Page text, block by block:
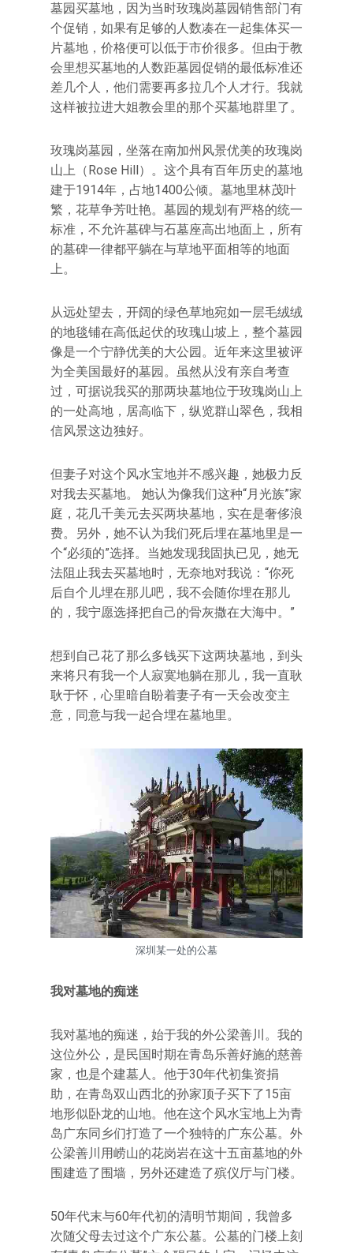
墓园买墓地，因为当时玫瑰岗墓园销售部门有
个促销，如果有足够的人数凑在一起集体买一
片墓地，价格便可以低于市价很多。但由于教
会里想买墓地的人数距墓园促销的最低标准还
差几个人，他们需要再多拉几个人才行。我就
这样被拉进大姐教会里的那个买墓地群里了。
玫瑰岗墓园，坐落在南加州风景优美的玫瑰岗
山上（Rose Hill）。这个具有百年历史的墓地
建于1914年，占地1400公倾。墓地里林茂叶
繁，花草争芳吐艳。墓园的规划有严格的统一
标准，不允许墓碑与石墓座高出地面上，所有
的墓碑一律都平躺在与草地平面相等的地面
上。
从远处望去，开阔的绿色草地宛如一层毛绒绒
的地毯铺在高低起伏的玫瑰山坡上，整个墓园
像是一个宁静优美的大公园。近年来这里被评
为全美国最好的墓园。虽然从没有亲自考查
过，可据说我买的那两块墓地位于玫瑰岗山上
的一处高地，居高临下，纵览群山翠色，我相
信风景这边独好。
但妻子对这个风水宝地并不感兴趣，她极力反
对我去买墓地。 她认为像我们这种“月光族”家
庭，花几千美元去买两块墓地，实在是奢侈浪
费。另外，她不认为我们死后埋在墓地里是一
个“必须的”选择。当她发现我固执已见，她无
法阻止我去买墓地时，无奈地对我说：“你死
后自个儿埋在那儿吧，我不会随你埋在那儿
的，我宁愿选择把自己的骨灰撒在大海中。”
想到自己花了那么多钱买下这两块墓地，到头
来将只有我一个人寂寞地躺在那儿，我一直耿
耿于怀，心里暗自盼着妻子有一天会改变主
意，同意与我一起合埋在墓地里。
深圳某一处的公墓
我对墓地的痴迷
我对墓地的痴迷，始于我的外公梁善川。我的
这位外公，是民国时期在青岛乐善好施的慈善
家，也是个建墓人。他于30年代初集资捐
助，在青岛双山西北的孙家顶子买下了15亩
地形似卧龙的山地。他在这个风水宝地上为青
岛广东同乡们打造了一个独特的广东公墓。外
公梁善川用崂山的花岗岩在这十五亩墓地的外
围建造了围墙，另外还建造了殡仪厅与门楼。
50年代末与60年代初的清明节期间，我曾多
次随父母去过这个广东公墓。公墓的门楼上刻